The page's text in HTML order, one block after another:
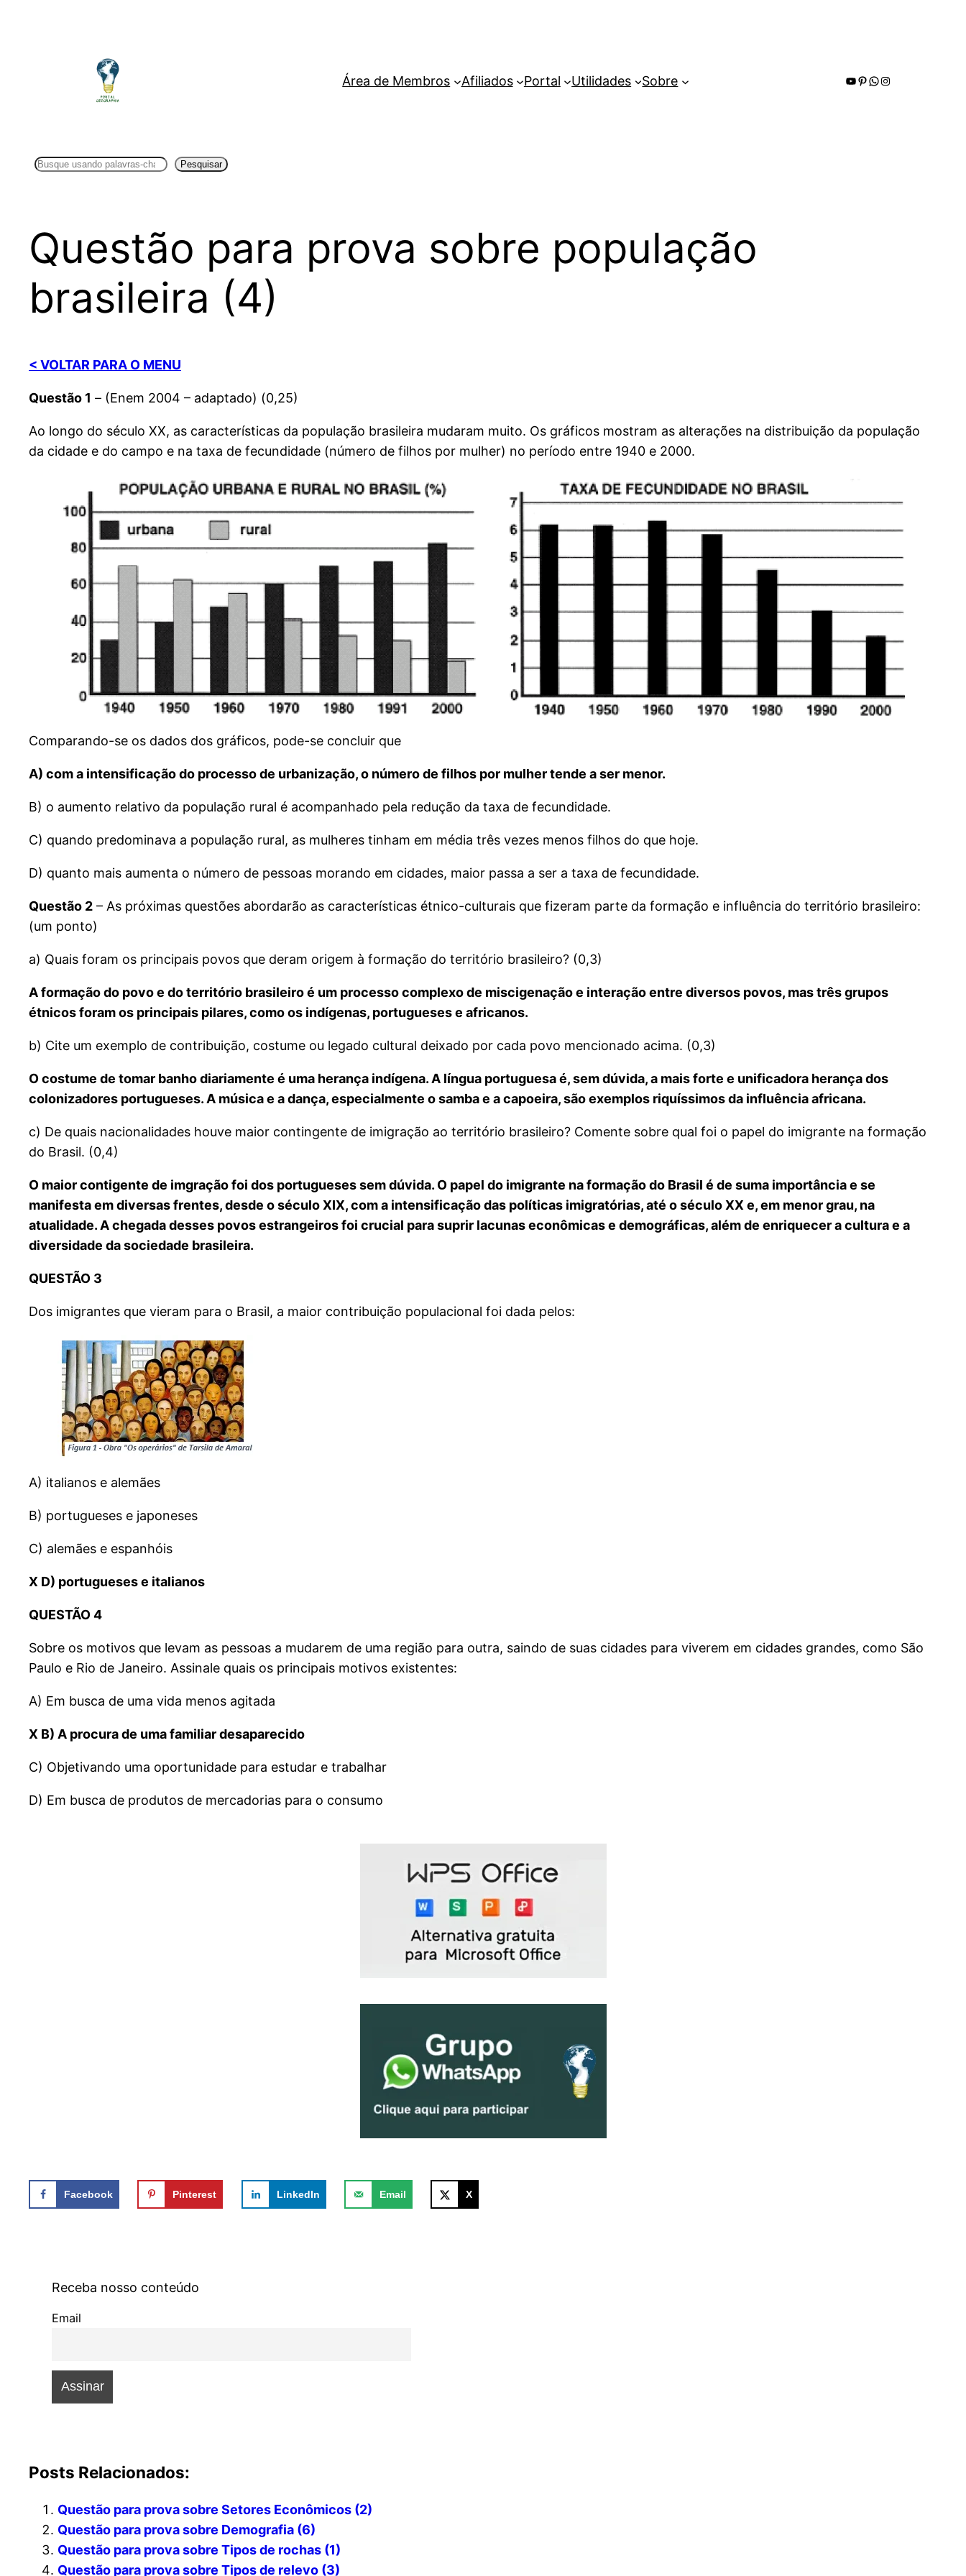
Área de Membros Afiliados Portal Utilidades Sobre Youtube
Pinterest
WhatsApp
Instagram
Pesquisar Pesquisar
Questão para prova sobre população
brasileira (4)
< VOLTAR PARA O MENU
Questão 1 – (Enem 2004 – adaptado) (0,25)
Ao longo do século XX, as características da população brasileira mudaram muito. Os gráficos mostram as alterações na distribuição da população
da cidade e do campo e na taxa de fecundidade (número de filhos por mulher) no período entre 1940 e 2000.
Comparando-se os dados dos gráficos, pode-se concluir que
A) com a intensificação do processo de urbanização, o número de filhos por mulher tende a ser menor.
B) o aumento relativo da população rural é acompanhado pela redução da taxa de fecundidade.
C) quando predominava a população rural, as mulheres tinham em média três vezes menos filhos do que hoje.
D) quanto mais aumenta o número de pessoas morando em cidades, maior passa a ser a taxa de fecundidade.
Questão 2 – As próximas questões abordarão as características étnico-culturais que fizeram parte da formação e influência do território brasileiro:
(um ponto)
a) Quais foram os principais povos que deram origem à formação do território brasileiro? (0,3)
A formação do povo e do território brasileiro é um processo complexo de miscigenação e interação entre diversos povos, mas três grupos
étnicos foram os principais pilares, como os indígenas, portugueses e africanos.
b) Cite um exemplo de contribuição, costume ou legado cultural deixado por cada povo mencionado acima. (0,3)
O costume de tomar banho diariamente é uma herança indígena. A língua portuguesa é, sem dúvida, a mais forte e unificadora herança dos
colonizadores portugueses. A música e a dança, especialmente o samba e a capoeira, são exemplos riquíssimos da influência africana.
c) De quais nacionalidades houve maior contingente de imigração ao território brasileiro? Comente sobre qual foi o papel do imigrante na formação
do Brasil. (0,4)
O maior contigente de imgração foi dos portugueses sem dúvida. O papel do imigrante na formação do Brasil é de suma importância e se
manifesta em diversas frentes, desde o século XIX, com a intensificação das políticas imigratórias, até o século XX e, em menor grau, na
atualidade. A chegada desses povos estrangeiros foi crucial para suprir lacunas econômicas e demográficas, além de enriquecer a cultura e a
diversidade da sociedade brasileira.
QUESTÃO 3
Dos imigrantes que vieram para o Brasil, a maior contribuição populacional foi dada pelos:
A) italianos e alemães
B) portugueses e japoneses
C) alemães e espanhóis
X D) portugueses e italianos
QUESTÃO 4
Sobre os motivos que levam as pessoas a mudarem de uma região para outra, saindo de suas cidades para viverem em cidades grandes, como São
Paulo e Rio de Janeiro. Assinale quais os principais motivos existentes:
A) Em busca de uma vida menos agitada
X B) A procura de uma familiar desaparecido
C) Objetivando uma oportunidade para estudar e trabalhar
D) Em busca de produtos de mercadorias para o consumo
Facebook Pinterest LinkedIn Email X
Receba nosso conteúdo
Email
Posts Relacionados:
Questão para prova sobre Setores Econômicos (2)
Questão para prova sobre Demografia (6)
Questão para prova sobre Tipos de rochas (1)
Questão para prova sobre Tipos de relevo (3)